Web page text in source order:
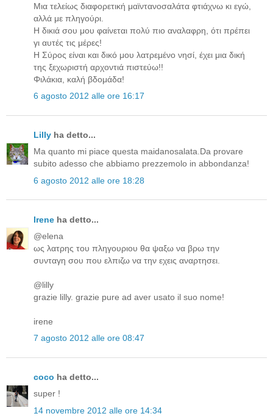
Μια τελείως διαφορετική μαϊντανοσαλάτα φτιάχνω κι εγώ,
αλλά με πληγούρι.
Η δικιά σου μου φαίνεται πολύ πιο αναλαφρη, ότι πρέπει
γι αυτές τις μέρες!
Η Σύρος είναι και δικό μου λατρεμένο νησί, έχει μια δική
της ξεχωριστή αρχοντιά πιστεύω!!
Φιλάκια, καλή βδομάδα!
6 agosto 2012 alle ore 16:17
Lilly ha detto...
Ma quanto mi piace questa maidanosalata.Da provare
subito adesso che abbiamo prezzemolo in abbondanza!
6 agosto 2012 alle ore 18:28
Irene ha detto...
@elena
ως λατρης του πληγουριου θα ψαξω να βρω την
συνταγη σου που ελπιζω να την εχεις αναρτησει.
@lilly
grazie lilly. grazie pure ad aver usato il suo nome!
irene
7 agosto 2012 alle ore 08:47
coco ha detto...
super !
14 novembre 2012 alle ore 14:34